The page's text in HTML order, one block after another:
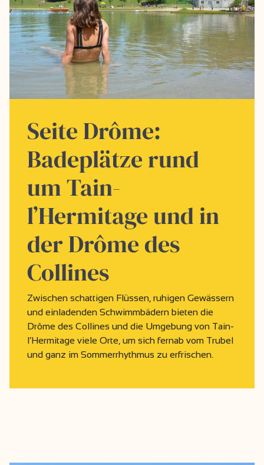
Seite Drôme:
Badeplätze rund
um Tain-
l’Hermitage und in
der Drôme des
Collines
Zwischen schattigen Flüssen, ruhigen Gewässern
und einladenden Schwimmbädern bieten die
Drôme des Collines und die Umgebung von Tain-
l’Hermitage viele Orte, um sich fernab vom Trubel
und ganz im Sommerrhythmus zu erfrischen.